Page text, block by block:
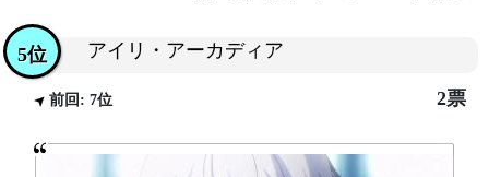
アイリ・アーカディア
5位
前回: 7位 2票